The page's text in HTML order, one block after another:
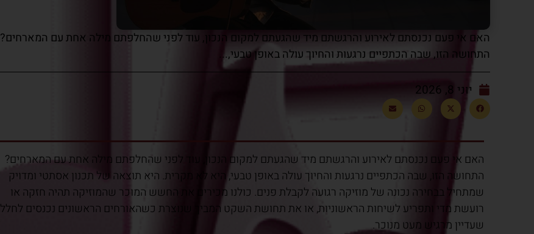
האם אי פעם נכנסתם לאירוע והרגשתם מיד שהגעתם למקום הנכון, עוד לפני שהחלפתם מילה אחת עם המארחים?
התחושה הזו, שבה הכתפיים נרגעות והחיוך עולה באופן טבעי,...
יוני 8, 2026
האם אי פעם נכנסתם לאירוע והרגשתם מיד שהגעתם למקום הנכון, עוד לפני שהחלפתם מילה אחת עם המארחים?
התחושה הזו, שבה הכתפיים נרגעות והחיוך עולה באופן טבעי, היא לא מקרית. היא תוצאה של תכנון אסתטי ומדויק
שמתחיל בבחירה נכונה של מוזיקה רגועה לקבלת פנים. כולנו מכירים את החשש המוכר שהמוזיקה תהיה חזקה או
רועשת מדי ותפריע לשיחות הראשוניות, או את תחושת השקט המביך שנוצרת כשהאורחים הראשונים נכנסים לחלל
שעדיין מרגיש מעט מנוכר.